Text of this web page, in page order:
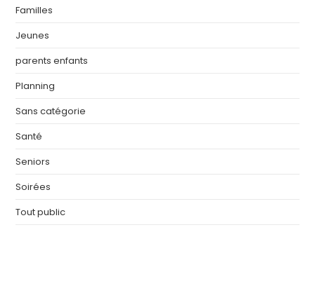
Familles
Jeunes
parents enfants
Planning
Sans catégorie
Santé
Seniors
Soirées
Tout public